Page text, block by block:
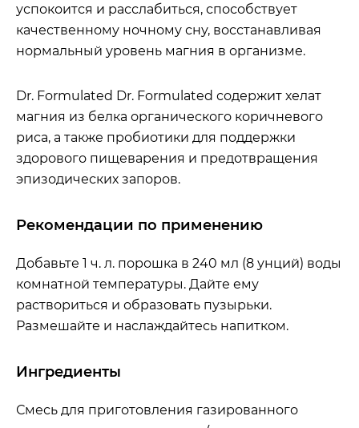
успокоится и расслабиться, способствует
качественному ночному сну, восстанавливая
нормальный уровень магния в организме.
Dr. Formulated Dr. Formulated содержит хелат
магния из белка органического коричневого
риса, а также пробиотики для поддержки
здорового пищеварения и предотвращения
эпизодических запоров.
Рекомендации по применению
Добавьте 1 ч. л. порошка в 240 мл (8 унций) воды
комнатной температуры. Дайте ему
раствориться и образовать пузырьки.
Размешайте и наслаждайтесь напитком.
Ингредиенты
Смесь для приготовления газированного